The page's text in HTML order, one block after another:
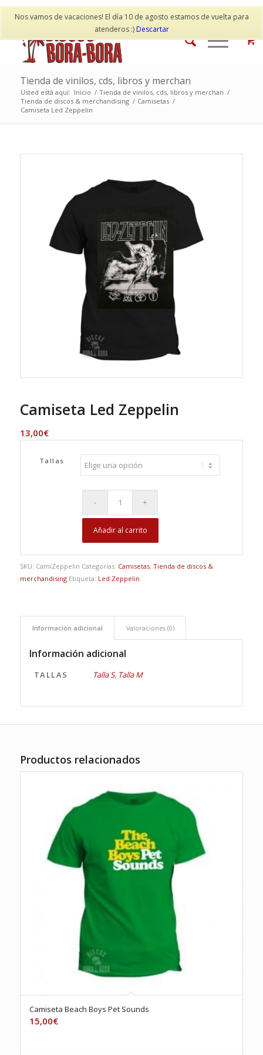
Nos vamos de vacaciones! El día 10 de agosto estamos de vuelta para
atenderos :)Descartar
Mi cuenta Contacto
Tienda de vinilos, cds, libros y merchan
Usted está aquí: Inicio / Tienda de vinilos, cds, libros y merchan /
Tienda de discos & merchandising / Camisetas /
Camiseta Led Zeppelin
Camiseta Led Zeppelin
13,00€
Tallas
Añadir al carrito
SKU: CamiZeppelin Categorías: Camisetas, Tienda de discos &
merchandising Etiqueta: Led Zeppelin
Información adicional Valoraciones (0)
Información adicional
TALLAS Talla S, Talla M
Productos relacionados
Camiseta Beach Boys Pet Sounds
15,00€